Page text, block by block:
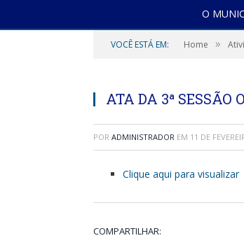
O
VOCÊ ESTÁ EM: Home »
ATA DA 3ª SESSÃO
POR ADMINISTRADOR EM 11 DE
Clique aqui para visualizar
COMPARTILHAR: